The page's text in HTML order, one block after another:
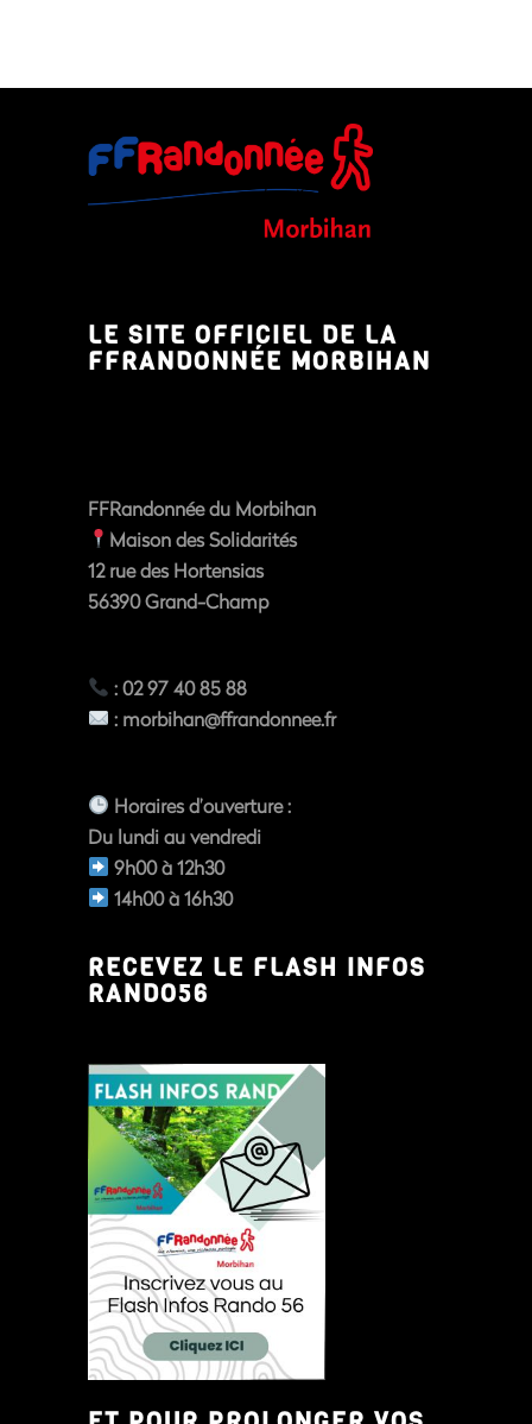
LE SITE OFFICIEL DE LA
FFRANDONNÉE MORBIHAN
FFRandonnée du Morbihan
Maison des Solidarités
12 rue des Hortensias
56390Grand-Champ
: 02 97 40 85 88
: morbihan@ffrandonnee.fr
Horaires d’ouverture:
Du lundi au vendredi
9h00 à 12h30
14h00 à 16h30
RECEVEZ LE FLASH INFOS
RANDO56